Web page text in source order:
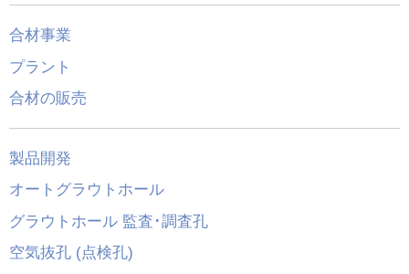
合材事業
プラント
合材の販売
製品開発
オートグラウトホール
グラウトホール 監査･調査孔
空気抜孔 (点検孔)